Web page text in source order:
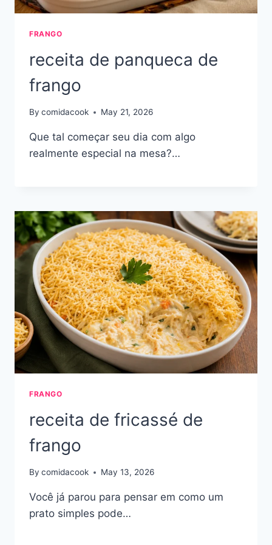
FRANGO
receita de panqueca de
frango
By comidacook May 21, 2026
Que tal começar seu dia com algo
realmente especial na mesa?…
FRANGO
receita de fricassé de
frango
By comidacook May 13, 2026
Você já parou para pensar em como um
prato simples pode…